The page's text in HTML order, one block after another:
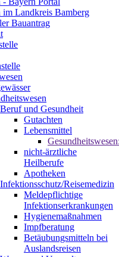
im Landkreis Bamberg
Bauantrag
Beruf und Gesundheit
Gutachten
Lebensmittel
nicht-ärztliche
Heilberufe
Apotheken
Infektionsschutz/Reisemedizin
Meldepflichtige
Infektionserkrankungen
Hygienemaßnahmen
Impfberatung
Betäubungsmitteln bei
Auslandsreisen